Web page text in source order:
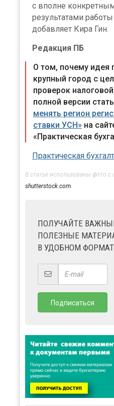
с вполне
результатами
добавляет Кира Гин.
Редакция ПБ
О том, почему идея
крупный город с
проверок
полной версии
менять регион
ставки УСН» на
«Практическая
Практическая
В статье использованы фото с
shutterstock.com
ПОЛУЧАЙТЕ
ПОЛЕЗНЫЕ
В УДОБНОМ